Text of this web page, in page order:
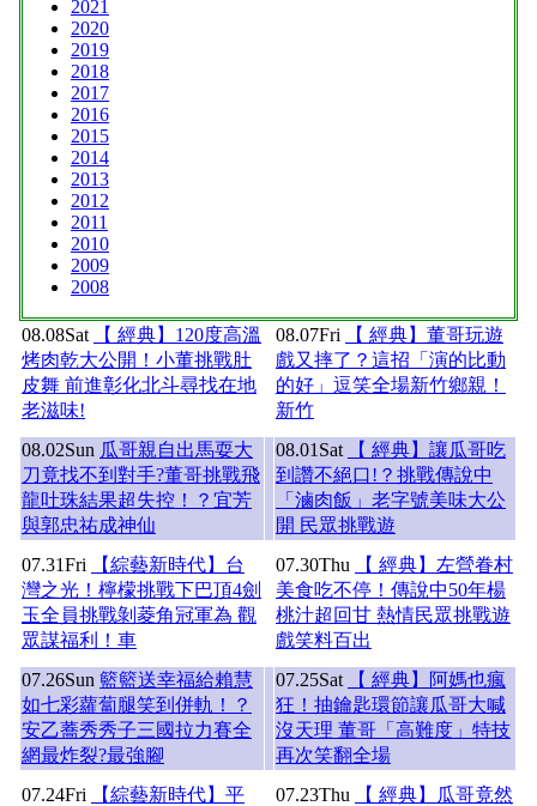
2021
2020
2019
2018
2017
2016
2015
2014
2013
2012
2011
2010
2009
2008
08.08Sat
【 經典】120度高溫
烤肉乾大公開！小董挑戰肚
皮舞 前進彰化北斗尋找在地
老滋味!
08.07Fri
【 經典】董哥玩遊
戲又摔了？這招「演的比動
的好」逗笑全場新竹鄉親！
新竹
08.02Sun 瓜哥親自出馬耍大
刀竟找不到對手?董哥挑戰飛
龍吐珠結果超失控！？宜芳
與郭忠祐成神仙
08.01 Sat
【 經典】讓瓜哥吃
到讚不絕口!？挑戰傳說中
「滷肉飯」老字號美味大公
開 民眾挑戰遊
07.31Fri
【綜藝新時代】台
灣之光！檸檬挑戰下巴頂4劍
玉全員挑戰剝菱角冠軍為 觀
眾謀福利！車
07.30Thu
【 經典】左營眷村
美食吃不停！傳說中50年楊
桃汁超回甘 熱情民眾挑戰遊
戲笑料百出
07.26Sun 籃籃送幸福給賴慧
如七彩蘿蔔腿笑到併軌！？
安乙蕎秀秀子三國拉力賽全
網最炸裂?最強腳
07.25Sat
【 經典】阿媽也瘋
狂！抽鑰匙環節讓瓜哥大喊
沒天理 董哥「高難度」特技
再次笑翻全場
07.24Fri
【綜藝新時代】平
07.23Thu
【 經典】瓜哥竟然